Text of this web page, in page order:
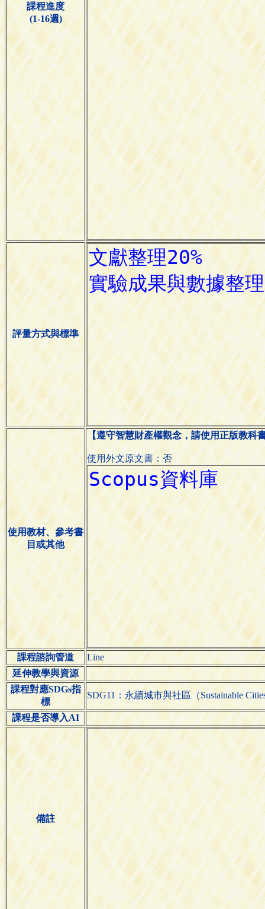
課程進度
(1-16週)
評量方式與標準
使用教材、參考書
目或其他
【遵守智慧財產權觀念，請使用正版教科
使用外文原文書：否
課程諮詢管道
Line
延伸教學與資源
課程對應SDGs指
標
SDG11：永續城市與社區（Sustainable
課程是否導入AI
備註